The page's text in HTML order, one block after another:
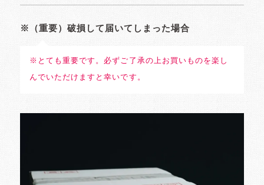
※（重要）破損して届いてしまった場合
※とても重要です。必ずご了承の上お買いものを楽し
んでいただけますと幸いです。